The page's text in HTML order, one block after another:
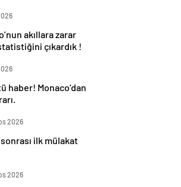
akıllara zarar
çıkardık !
haber! Monaco’dan
2026
ilk mülakat
2026